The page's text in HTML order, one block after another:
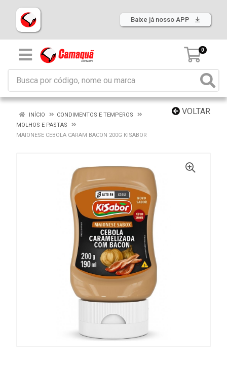
Baixe já nosso APP
0
VOLTAR
INÍCIO
CONDIMENTOS E TEMPEROS
MOLHOS E PASTAS
MAIONESE CEBOLA CARAM BACON 200G KISABOR